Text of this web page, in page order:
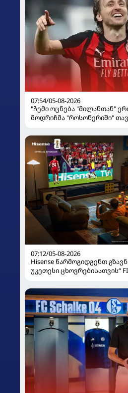
07:54/05-08-2026
"ჩემი ოცნება "მილანთან"
მოდრიჩმა "როსონერიში"
07:12/05-08-2026
Hisense წარმოგიდგენთ
უკეთესი ცხოვრებისათვის“